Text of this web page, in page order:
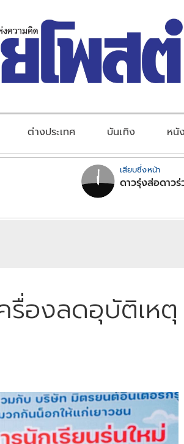
ต่างประเทศ บันเทิง หนั
เสียบซึ่งหน้า
ดาวรุ่งส่อดาวร่
รื่องลดอุบัติเหตุ